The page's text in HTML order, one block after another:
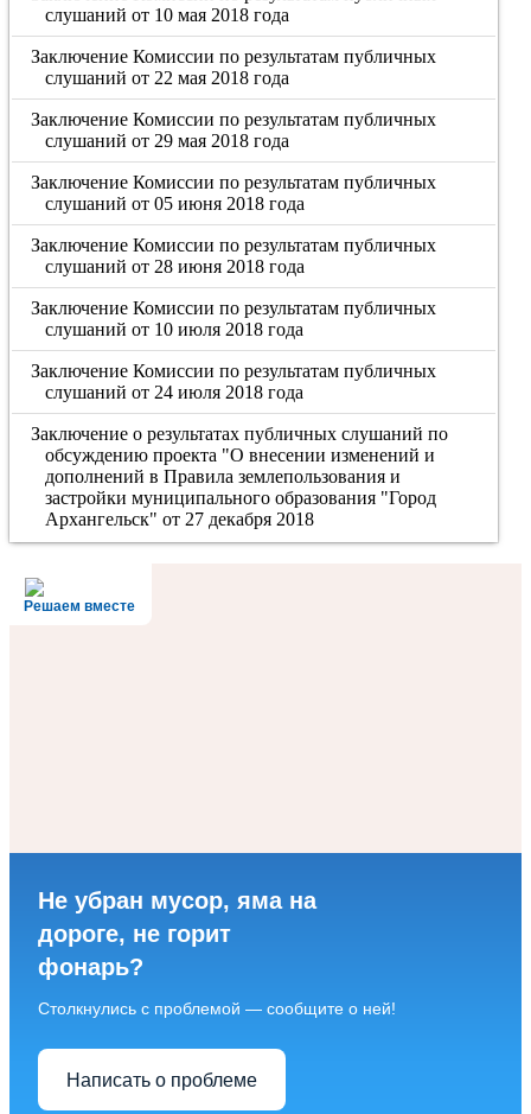
слушаний от 10 мая 2018 года
Заключение Комиссии по результатам публичных
слушаний от 22 мая 2018 года
Заключение Комиссии по результатам публичных
слушаний от 29 мая 2018 года
Заключение Комиссии по результатам публичных
слушаний от 05 июня 2018 года
Заключение Комиссии по результатам публичных
слушаний от 28 июня 2018 года
Заключение Комиссии по результатам публичных
слушаний от 10 июля 2018 года
Заключение Комиссии по результатам публичных
слушаний от 24 июля 2018 года
Заключение о результатах публичных слушаний по
обсуждению проекта "О внесении изменений и
дополнений в Правила землепользования и
застройки муниципального образования "Город
Архангельск" от 27 декабря 2018
Решаем вместе
Не убран мусор, яма на
дороге, не горит
фонарь?
Столкнулись с проблемой — сообщите о ней!
Написать о проблеме